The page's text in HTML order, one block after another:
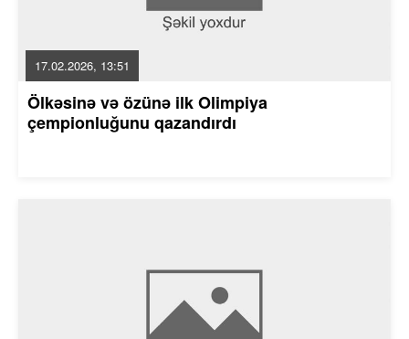
17.02.2026, 13:51
Ölkəsinə və özünə ilk Olimpiya
çempionluğunu qazandırdı